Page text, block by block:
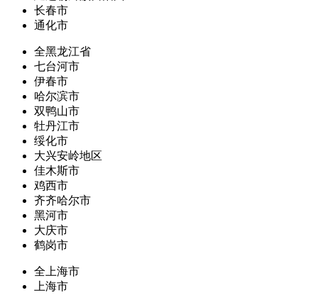
长春市
通化市
全黑龙江省
七台河市
伊春市
哈尔滨市
双鸭山市
牡丹江市
绥化市
大兴安岭地区
佳木斯市
鸡西市
齐齐哈尔市
黑河市
大庆市
鹤岗市
全上海市
上海市